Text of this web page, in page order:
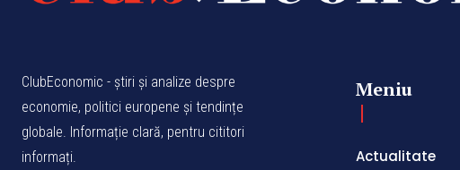
ClubEconomic - știri și analize despre
economie, politici europene și tendințe
globale. Informație clară, pentru cititori
informați.
Meniu
Actualitate